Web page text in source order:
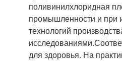
поливинилхлоридная
промышленности и при
технологий
для здоровья. На